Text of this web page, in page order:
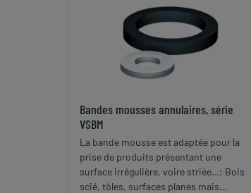
Bandes mousses annulaires, série
VSBM
La bande mousse est adaptée pour la
prise de produits présentant une
surface irrégulière, voire striée…: Bois
scié, tôles, surfaces planes mais